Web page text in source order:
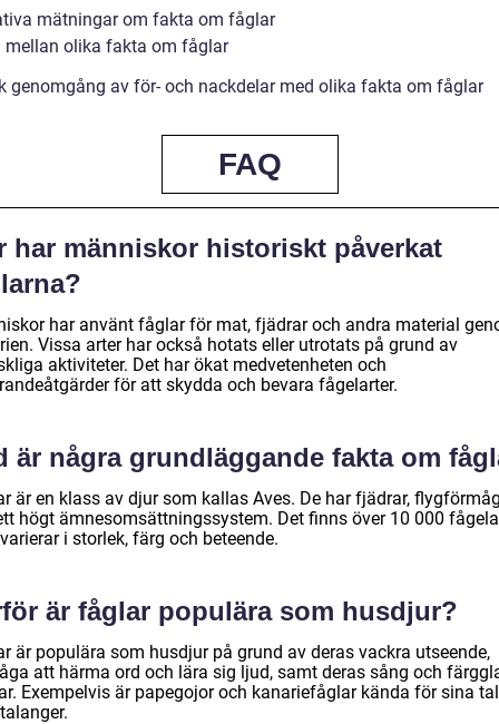
mätningar om fakta om fåglar
mellan olika fakta om fåglar
genomgång av för- och nackdelar med olika fakta om fåglar
FAQ
har människor historiskt påverkat
har använt fåglar för mat, fjädrar och andra material
Vissa arter har också hotats eller utrotats på grund av
aktiviteter. Det har ökat medvetenheten och
för att skydda och bevara fågelarter.
är några grundläggande fakta om
är en klass av djur som kallas Aves. De har fjädrar,
högt ämnesomsättningssystem. Det finns över 10 000
i storlek, färg och beteende.
är fåglar populära som husdjur?
är populära som husdjur på grund av deras vackra utseende,
att härma ord och lära sig ljud, samt deras sång och
Exempelvis är papegojor och kanariefåglar kända för sina